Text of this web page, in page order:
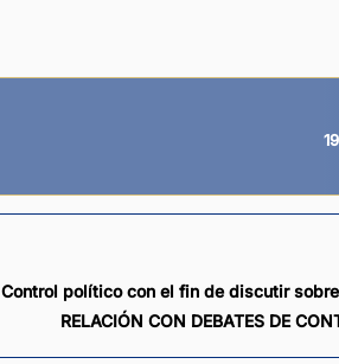
Control político con el fin de discutir sobre
RELACIÓN CON DEBATES DE